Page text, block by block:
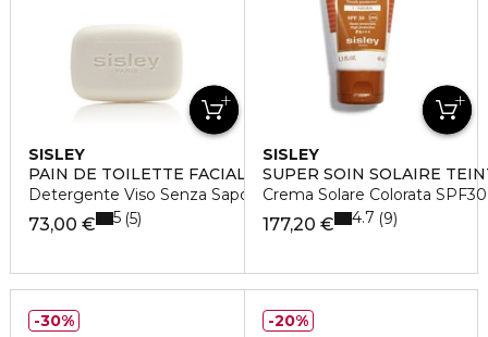
SISLEY
PAIN DE TOILETTE FACIAL
Detergente Viso Senza Sapone
73,00 € 5 5
SISLEY
SUPER SOIN SOLAIRE
Crema Solare Colorata SPF30
177,20 € 4.7 9
30% 20%